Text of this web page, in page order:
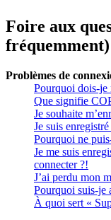
Foire aux
fréquemment)
Problèmes de
Pourquoi dois-je
Que signifie
Je souhaite
Je suis
Pourquoi ne
Je me suis
connecter ?!
J’ai perdu mon
Pourquoi suis-je
À quoi sert «